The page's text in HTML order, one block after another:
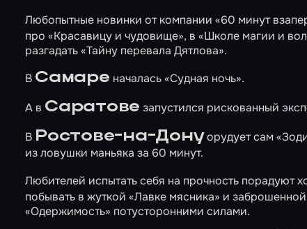
Любопытные новинки от компании «60 минут
про «Красавицу и чудовище», в «Школе магии и
разгадать«Тайну перевала Дятлова».
В Самаре началась«Судная ночь».
А в Саратове запустился рискованный
В Ростове-на-Донуорудует сам
из ловушки маньяка за 60 минут.
Любителей испытать себя на прочность порадуют
побывать в жуткой «Лавке мясника» и заброшенной
«Одержимость» потусторонними силами.